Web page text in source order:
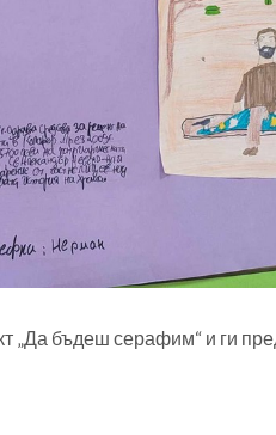
„Да бъдеш серафим“ и ги